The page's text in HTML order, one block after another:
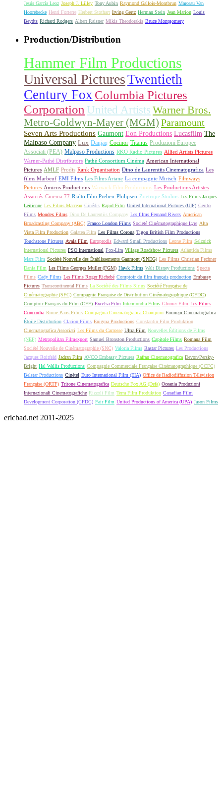
Jesús García Leoz Joseph J. Lilley Tony Aubin Raymond Gallois-Montbrun Marceau Van
Hoorebecke Henri Forterre Herbert Stothart Irving Gertz Herman Stein Jean Marion Louis
Beydts Richard Rodgers Albert Raisner Mikis Theodorakis Bruce Montgomery
Production/Distribution
Hammer Film Productions
Universal PicturesTwentieth
Century Fox Columbia Pictures
Corporation United Artists Warner Bros.
Metro-Goldwyn-Mayer (MGM) Paramount
Seven Arts Productions Gaumont Eon Productions Lucasfilm The
Malpaso Company Lux Danjaq Cocinor Titanus Produzioni Europee
Associati (PEA) Malpaso Productions RKO Radio Pictures Allied Artists Pictures
Warner-Pathé Distributors Pathé Consortium Cinéma American International
Pictures AMLF Prodis Rank Organisation Dino de Laurentiis Cinematografica Les
films Marbeuf EMI Films Les Films Ariane La compagnie Mirisch Filmways
Pictures Amicus Productions Warwick Film Productions Les Productions Artistes
Associés Cinema 77 Rialto Film Preben-Philipsen Zoetrope Studios Les Films Jacques
Leitienne Les Films Marceau Cinédis Rapid Film United International Pictures (UIP) Cerito
Films Mondex Films Dino De Laurentiis Company Les films Fernand Rivers American
Broadcasting Company (ABC) Franco London Films Societé Cinématographique Lyre Alta
Vista Film Production Galatea Film Les Films Corona Tigon British Film Productions
Touchstone Pictures Avala Film Europrodis Edward Small Productions Leone Film Selznick
International Pictures PSO International Fox-Lira Village Roadshow Pictures Atlántida Films
Mars Film Société Nouvelle des Établissements Gaumont (SNEG) Les Films Christian Fechner
Dania Film Les Films Georges Muller (FGM) Hawk Films Walt Disney Productions Specta
Films Cady Films Les Films Roger Richebé Comptoir du film français production Embassy
Pictures Transcontinental Films La Société des Films Sirius Société Française de
Cinématographie (SFC) Compagnie Française de Distribution Cinématographique (CFDC)
Comptoir Français du Film (CFF) Excelsa Film Intermondia Films Glomer Film Les Films
Concordia Rome Paris Films Compagnia Cinematografica Champion Emmepi Cinematografica
Étoile Distribution Clarion Films Enigma Productions Constantin Film Produktion
Cinematografica Associati Les Films du Carrosse Ultra Film Nouvelles Éditions de Films
(NEF) Metropolitan Filmexport Samuel Bronston Productions Capitole Films Romana Film
Société Nouvelle de Cinématographie (SNC) Valoria Films Rastar Pictures Les Productions
Jacques Roitfeld Jadran Film AVCO Embassy Pictures Rafran Cinematografica Devon/Persky-
Bright Hal Wallis Productions Compagnie Commerciale Française Cinématographique (CCFC)
Belstar Productions Cinétel Euro International Film (EIA) Office de Radiodiffusion Télévision
Française (ORTF) Tritone Cinematografica Deutsche Fox AG (Defa) Oceania Produzioni
Internazionali Cinematografiche Rizzoli Film Terra Film Produktion Canadian Film
Development Corporation (CFDC) Fair Film United Productions of America (UPA) Jason Films
ericbad.net 2011-2025